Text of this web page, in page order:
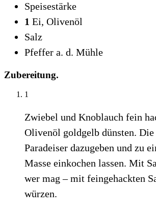
Speisestärke
1 Ei, Olivenöl
Salz
Pfeffer a. d. Mühle
Zubereitung.
1
Zwiebel und Knoblauch fein
Olivenöl goldgelb dünsten. Die
Paradeiser dazugeben und zu
Masse einkochen lassen. Mit
wer mag – mit feingehackten
würzen.